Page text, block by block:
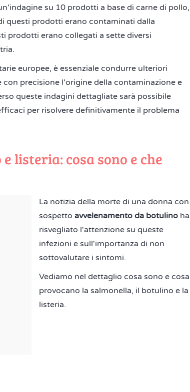
su 10 prodotti a base di carne di pollo,
questi prodotti erano contaminati dalla
prodotti erano collegati a sette diversi
europee, è essenziale condurre ulteriori
precisione l'origine della contaminazione e
queste indagini dettagliate sarà possibile
per risolvere definitivamente il problema
listeria: cosa sono e che
La notizia della morte di una donna con
sospetto avvelenamento da botulino ha
risvegliato l'attenzione su queste
infezioni e sull'importanza di non
sottovalutare i sintomi.
Vediamo nel dettaglio cosa sono e cosa
provocano la salmonella, il botulino e la
listeria.